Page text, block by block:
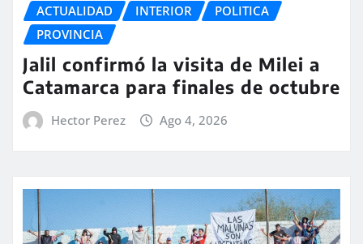
ACTUALIDAD INTERIOR
POLITICA
PROVINCIA
Jalil confirmó la visita de Milei a
Catamarca para finales de octubre
Hector Perez Ago 4, 2026